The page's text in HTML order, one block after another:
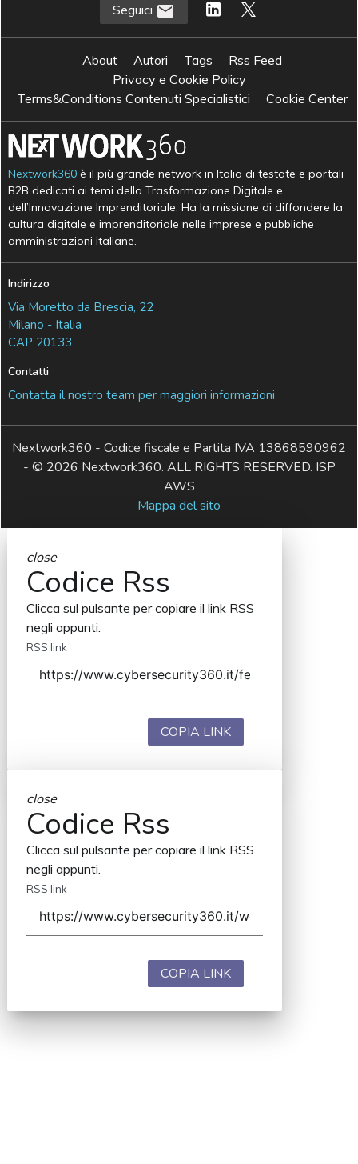
Seguici
About Autori Tags
Rss Feed
Privacy e Cookie Policy
Terms&Conditions Contenuti Specialistici
Cookie Center
Nextwork360 è il più grande network in Italia di testate e portali
B2B dedicati ai temi della Trasformazione Digitale e
dell’Innovazione Imprenditoriale. Ha la missione di diffondere la
cultura digitale e imprenditoriale nelle imprese e pubbliche
amministrazioni italiane.
Indirizzo
Via Moretto da Brescia, 22
Milano - Italia
CAP 20133
Contatti
Contatta il nostro team per maggiori informazioni
Nextwork360 - Codice fiscale e Partita IVA 13868590962
- © 2026 Nextwork360. ALL RIGHTS RESERVED. ISP
AWS
Mappa del sito
close
Codice Rss
Clicca sul pulsante per copiare il link RSS
negli appunti.
RSS link
COPIA LINK
close
Codice Rss
Clicca sul pulsante per copiare il link RSS
negli appunti.
RSS link
COPIA LINK